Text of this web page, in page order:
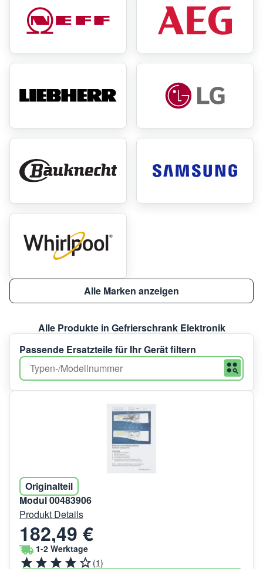
Alle Marken anzeigen
Alle Produkte in Gefrierschrank Elektronik
Passende Ersatzteile für Ihr Gerät filtern
Originalteil
Modul 00483906
Produkt Details
182,49 €
1-2 Werktage
(1)